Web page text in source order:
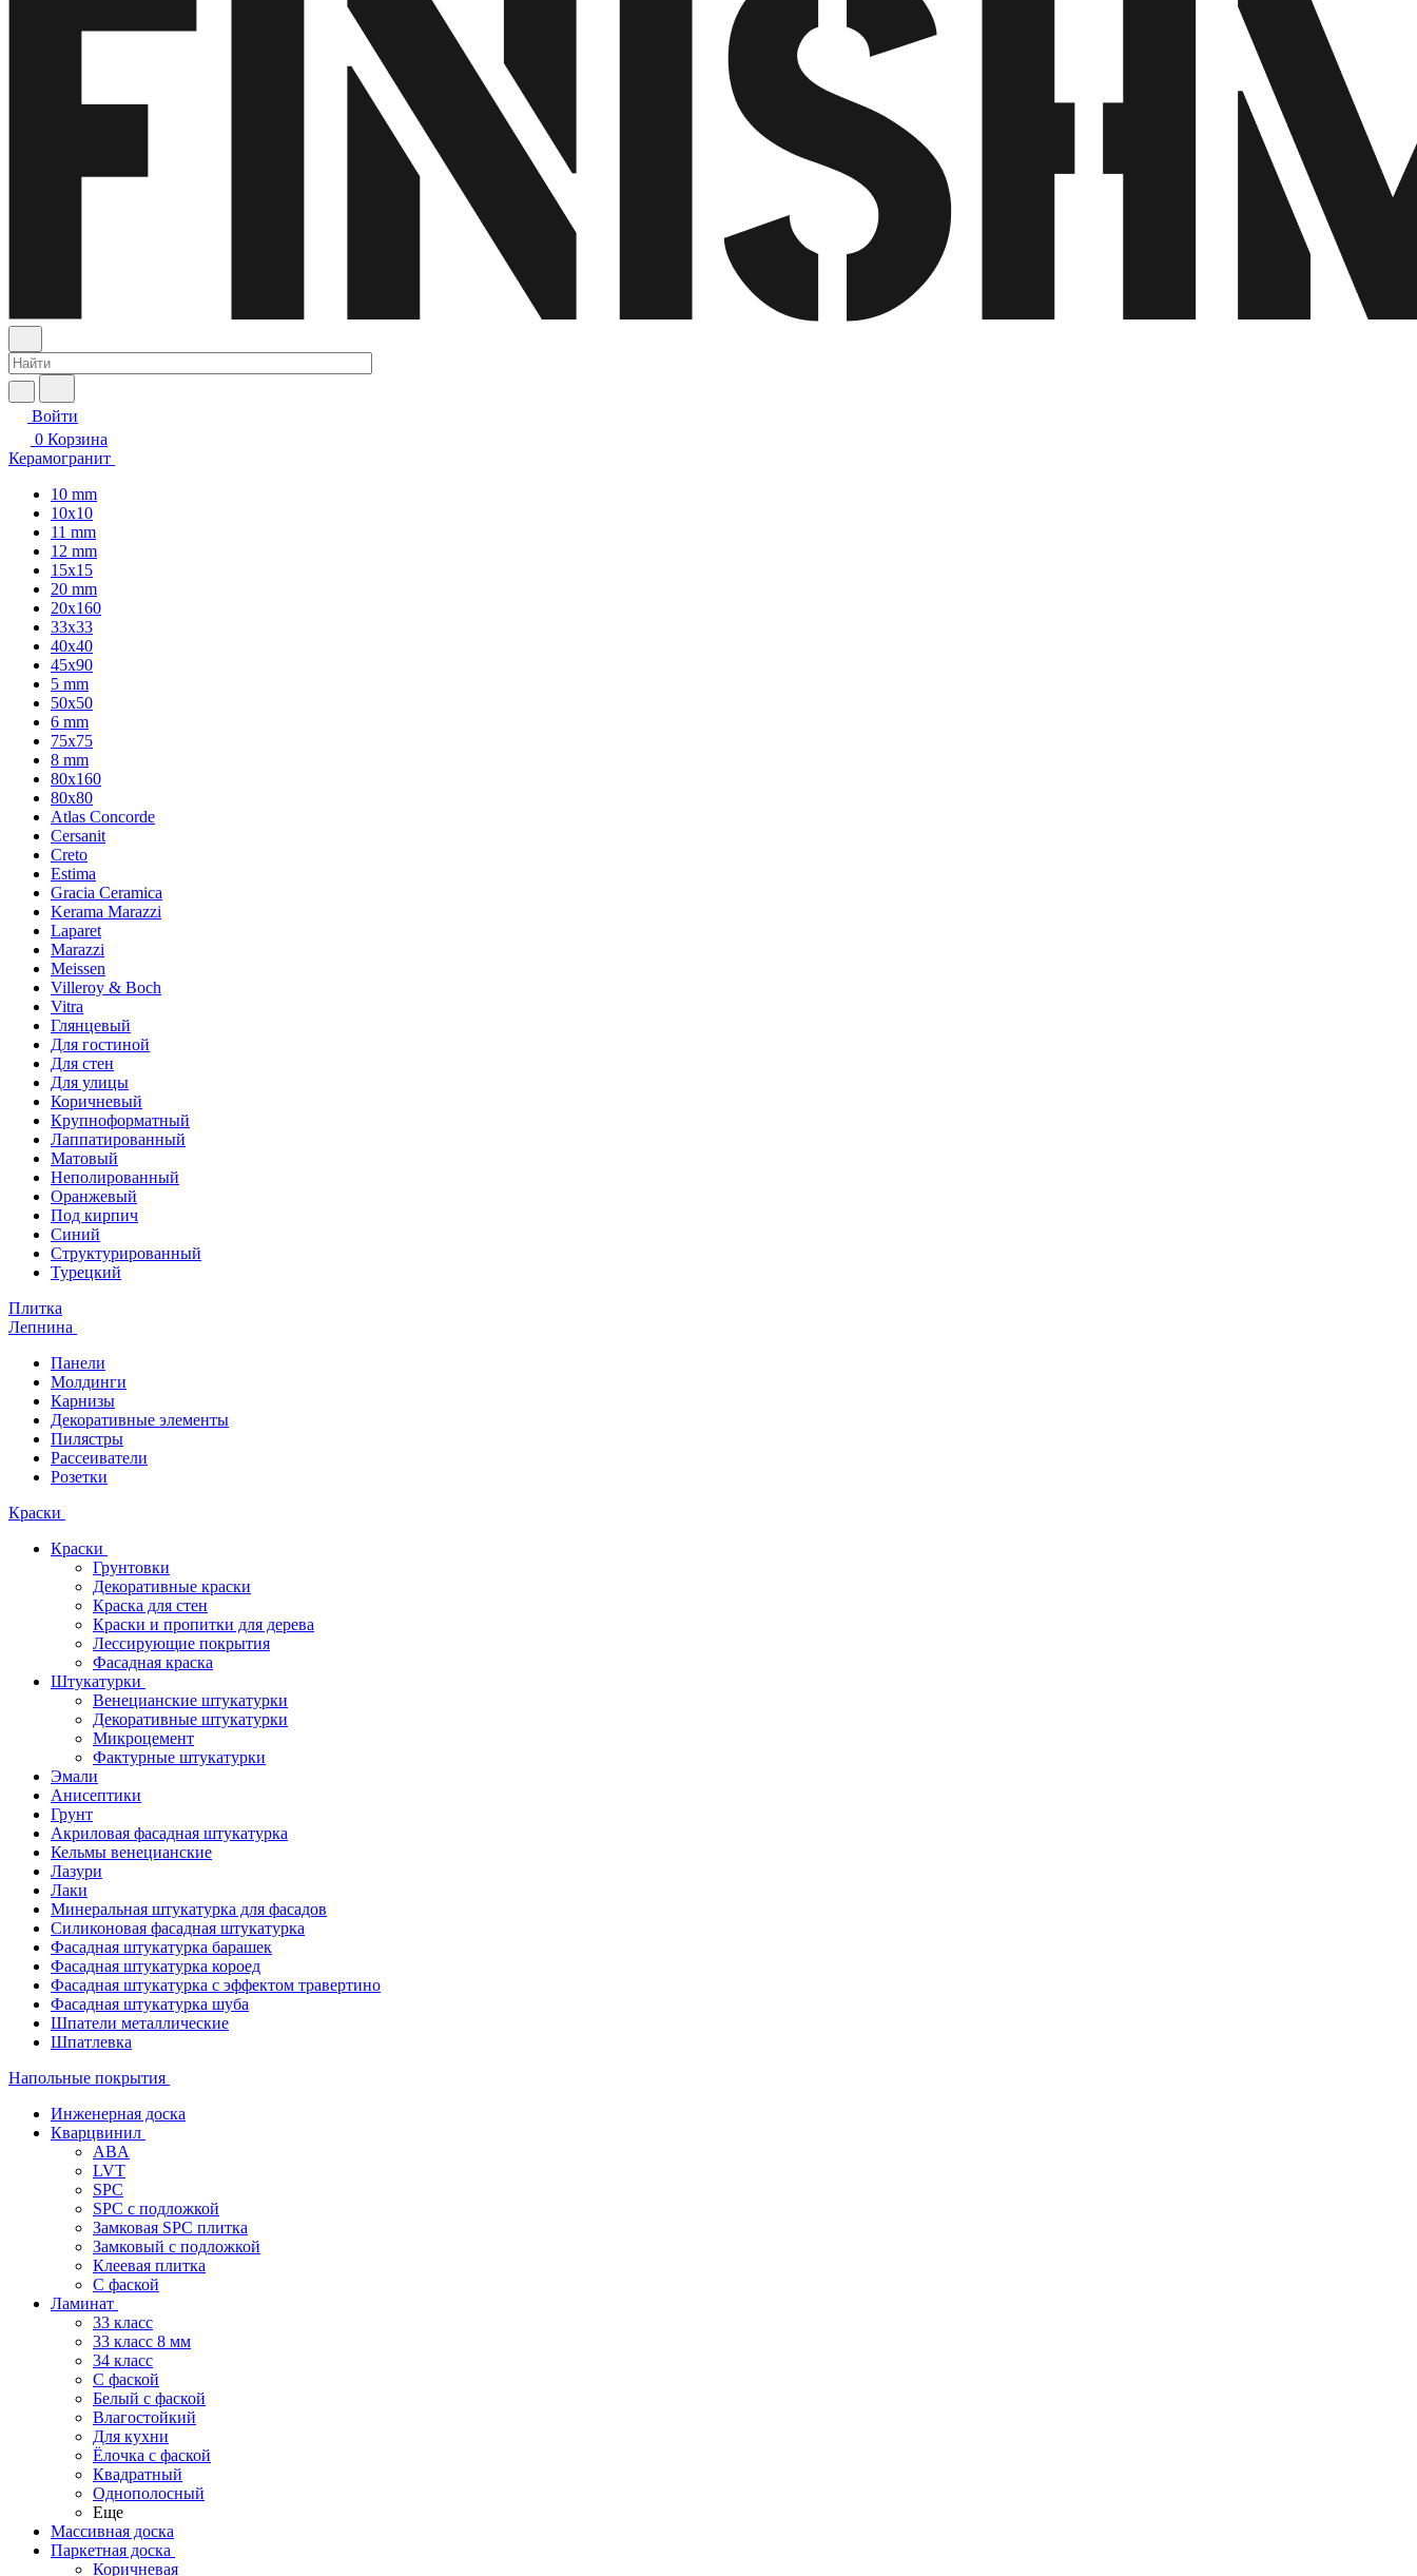
Войти
0 Корзина
Керамогранит
10 mm
10x10
11 mm
12 mm
15x15
20 mm
20х160
33x33
40х40
45x90
5 mm
50x50
6 mm
75х75
8 mm
80x160
80x80
Atlas Concorde
Cersanit
Creto
Estima
Gracia Ceramica
Kerama Marazzi
Laparet
Marazzi
Meissen
Villeroy & Boch
Vitra
Глянцевый
Для гостиной
Для стен
Для улицы
Коричневый
Крупноформатный
Лаппатированный
Матовый
Неполированный
Оранжевый
Под кирпич
Синий
Структурированный
Турецкий
Плитка
Лепнина
Панели
Молдинги
Карнизы
Декоративные элементы
Пилястры
Рассеиватели
Розетки
Краски
Краски
Грунтовки
Декоративные краски
Краска для стен
Краски и пропитки для дерева
Лессирующие покрытия
Фасадная краска
Штукатурки
Венецианские штукатурки
Декоративные штукатурки
Микроцемент
Фактурные штукатурки
Эмали
Анисептики
Грунт
Акриловая фасадная штукатурка
Кельмы венецианские
Лазури
Лаки
Минеральная штукатурка для фасадов
Силиконовая фасадная штукатурка
Фасадная штукатурка барашек
Фасадная штукатурка короед
Фасадная штукатурка с эффектом травертино
Фасадная штукатурка шуба
Шпатели металлические
Шпатлевка
Напольные покрытия
Инженерная доска
Кварцвинил
ABA
LVT
SPC
SPC с подложкой
Замковая SPC плитка
Замковый с подложкой
Клеевая плитка
С фаской
Ламинат
33 класс
33 класс 8 мм
34 класс
C фаской
Белый с фаской
Влагостойкий
Для кухни
Ёлочка с фаской
Квадратный
Однополосный
Еще
Массивная доска
Паркетная доска
Коричневая